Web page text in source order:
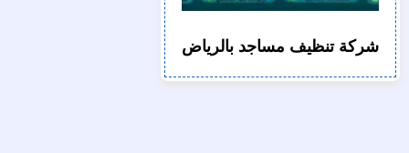
شركة تنظيف مساجد بالرياض